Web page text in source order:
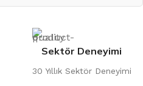
Sektör Deneyimi
30 Yıllık Sektör Deneyimi